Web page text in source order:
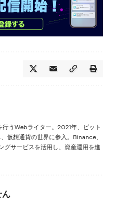
うWebライター。2021年、ビット
仮想通貨の世界に参入。Binance、
サービスを活用し、資産運用を進
ん